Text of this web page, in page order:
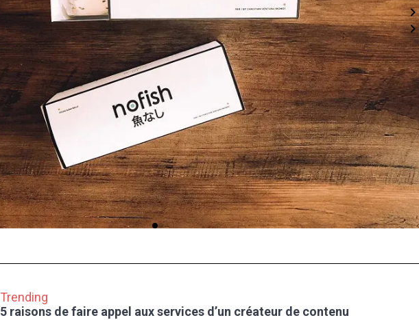
Trending
5 raisons de faire appel aux services d’un créateur de contenu